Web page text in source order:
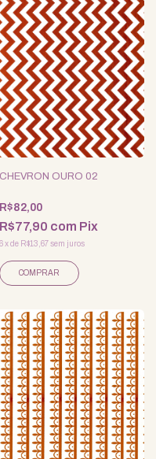
CHEVRON OURO 02
R$82,00
R$77,90 com Pix
6xde R$13,67sem juros